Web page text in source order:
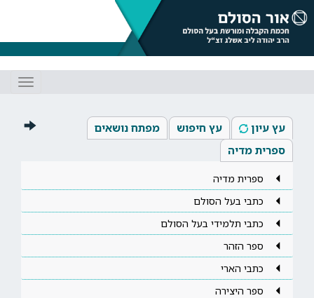
עץ עיון עץ חיפוש
מפתח נושאים
ספרית מדיה
ספרית מדיה
כתבי בעל הסולם
כתבי תלמידי בעל הסולם
ספר הזהר
כתבי הארי
ספר היצירה